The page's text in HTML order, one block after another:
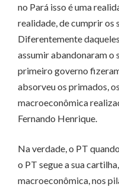
no Pará isso é uma
realidade, de cumprir os
Diferentemente
assumir abandonaram o
primeiro governo
absorveu os primados,
macroeconômica
Fernando Henrique.
Na verdade, o PT
o PT segue a sua
macroeconômica, nos